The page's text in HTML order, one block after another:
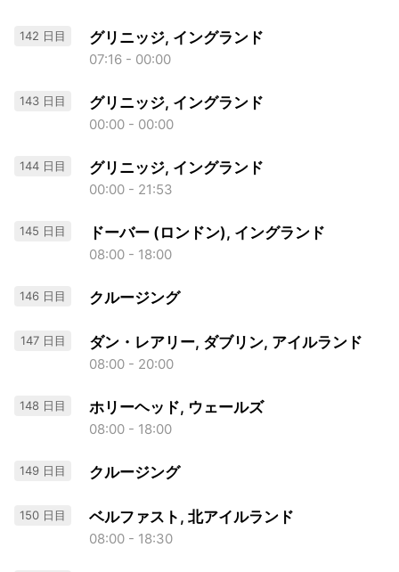
142 日目 グリニッジ, イングランド
07:16 - 00:00
143 日目 グリニッジ, イングランド
00:00 - 00:00
144 日目 グリニッジ, イングランド
00:00 - 21:53
145 日目 ドーバー (ロンドン), イングランド
08:00 - 18:00
146 日目 クルージング
147 日目 ダン・レアリー, ダブリン, アイルランド
08:00 - 20:00
148 日目 ホリーヘッド, ウェールズ
08:00 - 18:00
149 日目 クルージング
150 日目 ベルファスト, 北アイルランド
08:00 - 18:30